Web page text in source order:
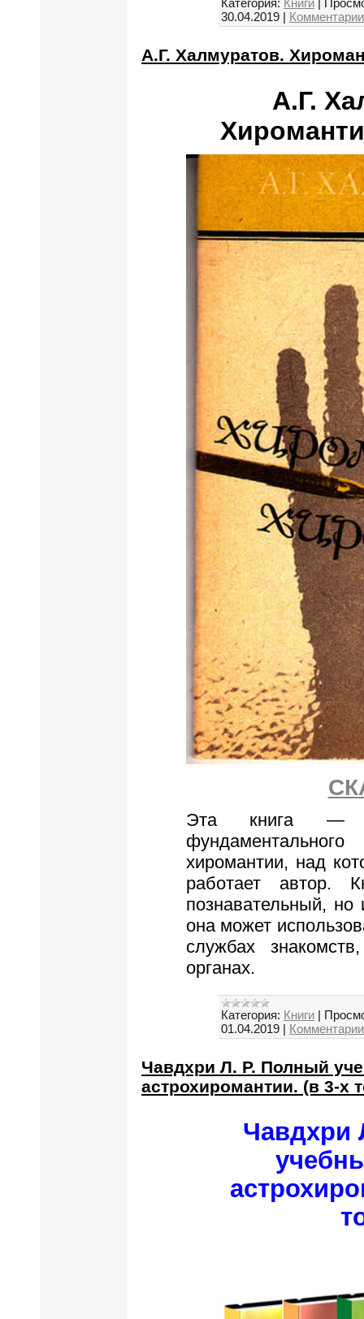
Категория: Книги |
30.04.2019 |
А.Г. Халмуратов.
А.Г.
Эта книга —
хиромантии, над
работает автор.
познавательный,
она может
службах
органах.
Категория: Книги |
01.04.2019 |
Чавдхри Л. Р. Полный
астрохиромантии. (в 3-х
Чавдхри